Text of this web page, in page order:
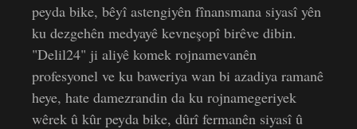
peyda bike, bêyî astengiyên fînansmana siyasî yên
ku dezgehên medyayê kevneşopî birêve dibin.
"Delil24" ji aliyê komek rojnamevanên
profesyonel ve ku baweriya wan bi azadiya ramanê
heye, hate damezrandin da ku rojnamegeriyek
wêrek û kûr peyda bike, dûrî fermanên siyasî û